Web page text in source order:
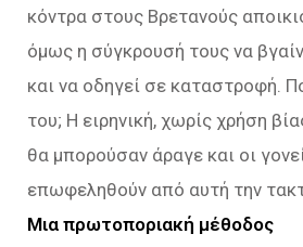
κόντρα στους Βρετανούς
όμως η σύγκρουσή τους να
και να οδηγεί σε καταστροφή.
του; Η ειρηνική, χωρίς χρήση
θα μπορούσαν άραγε και οι
επωφεληθούν από αυτή την
Μια πρωτοποριακή μέθοδος